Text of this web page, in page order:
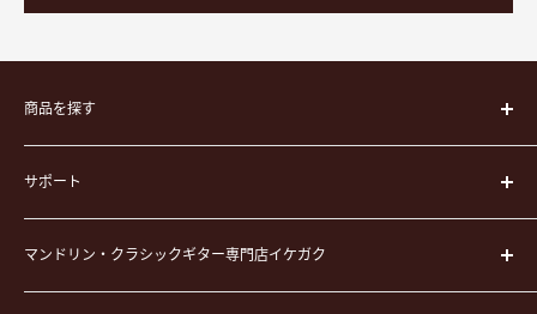
商品を探す
楽器
楽器ケース
弦
ピック
演奏用品
サポート
運営会社
イケガクについて
お買い物ガイド
マンドリン・クラシックギター専門店イケガク
〒171-0021 東京都豊島区西池袋3-23-5 芦沢ビル2F